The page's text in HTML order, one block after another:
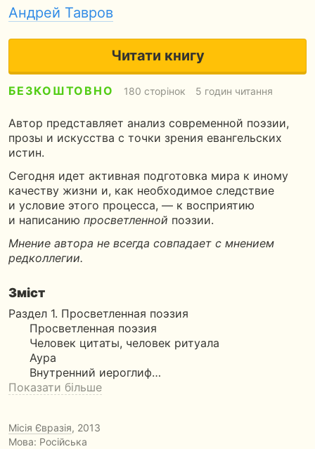
Андрей Тавров
Читати книгу
БЕЗКОШТОВНО 180 сторінок 5 годин читання
Автор представляет анализ современной поэзии,
прозы и искусства с точки зрения евангельских
истин.
Сегодня идет активная подготовка мира к иному
качеству жизни и, как необходимое следствие
и условие этого процесса, — к восприятию
и написанию просветленной поэзии.
Мнение автора не всегда совпадает с мнением
редколлегии.
Зміст
Раздел 1. Просветленная поэзия
Просветленная поэзия
Человек цитаты, человек ритуала
Аура
Внутренний иероглиф…
Показати більше
Місія Євразія, 2013
Мова: Російська